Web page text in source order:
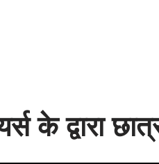
के द्वारा